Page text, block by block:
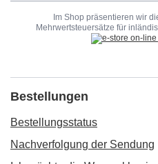
Im Shop präsentieren wir
Mehrwertsteuersätze für
Bestellungen
Bestellungsstatus
Nachverfolgung der Sendung